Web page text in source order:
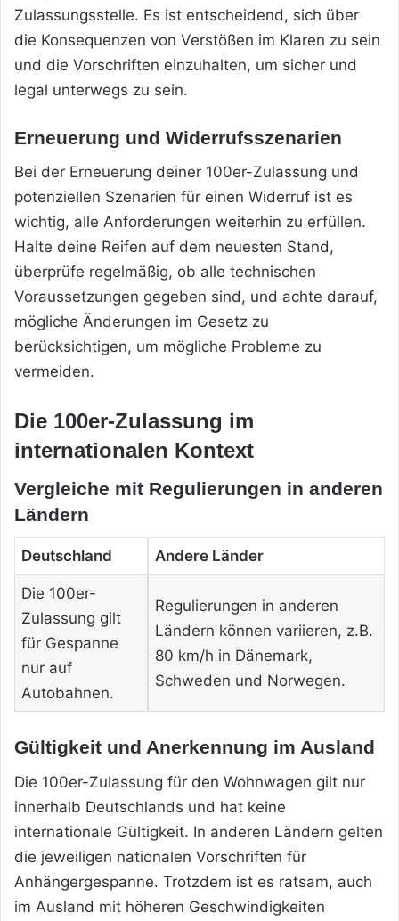
Zulassungsstelle. Es ist entscheidend, sich über
die Konsequenzen von Verstößen im Klaren zu sein
und die Vorschriften einzuhalten, um sicher und
legal unterwegs zu sein.
Erneuerung und Widerrufsszenarien
Bei der Erneuerung deiner 100er-Zulassung und
potenziellen Szenarien für einen Widerruf ist es
wichtig, alle Anforderungen weiterhin zu erfüllen.
Halte deine Reifen auf dem neuesten Stand,
überprüfe regelmäßig, ob alle technischen
Voraussetzungen gegeben sind, und achte darauf,
mögliche Änderungen im Gesetz zu
berücksichtigen, um mögliche Probleme zu
vermeiden.
Die 100er-Zulassung im
internationalen Kontext
Vergleiche mit Regulierungen in anderen
Ländern
Deutschland Andere Länder
Die 100er-
Zulassung gilt
für Gespanne
nur auf
Autobahnen.
Regulierungen in anderen
Ländern können variieren, z.B.
80 km/h in Dänemark,
Schweden und Norwegen.
Gültigkeit und Anerkennung im Ausland
Die 100er-Zulassung für den Wohnwagen gilt nur
innerhalb Deutschlands und hat keine
internationale Gültigkeit. In anderen Ländern gelten
die jeweiligen nationalen Vorschriften für
Anhängergespanne. Trotzdem ist es ratsam, auch
im Ausland mit höheren Geschwindigkeiten